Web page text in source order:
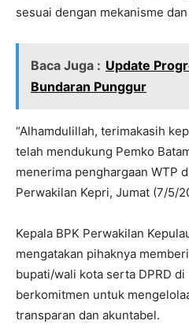
sesuai dengan mekanisme
Baca Juga : Update
Bundaran Punggur
“Alhamdulillah, terimakasih
telah mendukung Pemko
menerima penghargaan WTP
Perwakilan Kepri, Jumat (7/5/
Kepala BPK Perwakilan
mengatakan pihaknya
bupati/wali kota serta DPRD
berkomitmen untuk
transparan dan akuntabel.